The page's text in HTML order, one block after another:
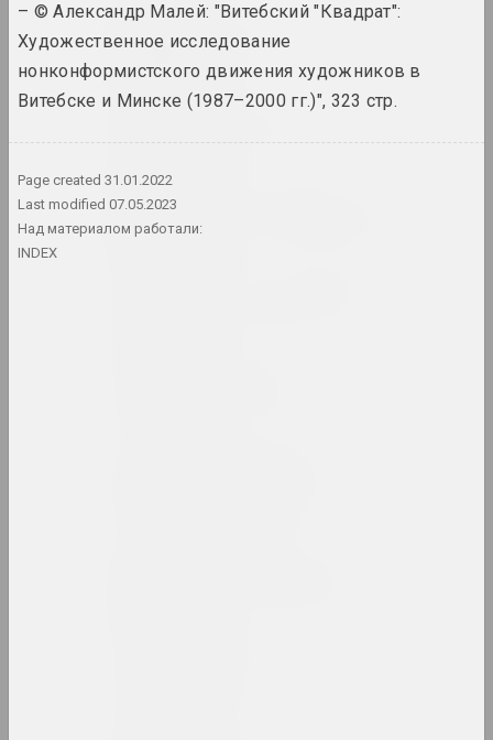
группа, дуэт
Ксиша Ангелова
художница, актриса
– © Александр Малей: "Витебский "Квадрат":
Художественное исследование
нонконформистского движения художников в
Витебске и Минске (1987–2000 гг.)", 323 стр.
Page created 31.01.2022
Last modified 07.05.2023
Над материалом работали:
INDEX